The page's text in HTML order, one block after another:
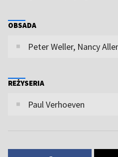
OBSADA
Peter Weller, Nancy
REŻYSERIA
Paul Verhoeven